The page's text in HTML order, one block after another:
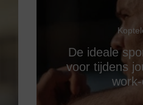
De ideale
voor tijdens